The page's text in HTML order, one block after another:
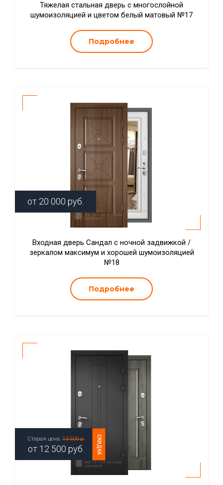
Тяжелая стальная дверь с многослойной
шумоизоляцией и цветом белый матовый №17
Подробнее
от 20 000 руб.
Входная дверь Сандал с ночной задвижкой /
зеркалом максимум и хорошей шумоизоляцией
№18
Подробнее
СКИДКА
Старая цена: 13 500 р.
от 12 500 руб.